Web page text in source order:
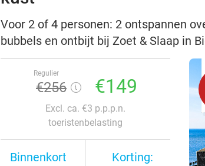
Voor 2 of 4 personen: 2 ontspannen
bubbels en ontbijt bij Zoet & Slaap in
Regulier
€256 €149
Excl. ca. €3 p.p.p.n.
toeristenbelasting
Binnenkort
Korting: